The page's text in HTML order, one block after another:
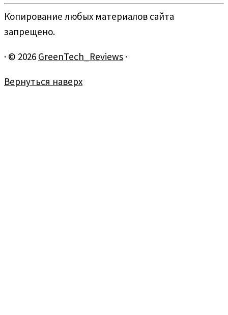
Копирование любых материалов сайта
запрещено.
· © 2026 GreenTech_Reviews ·
Вернуться наверх